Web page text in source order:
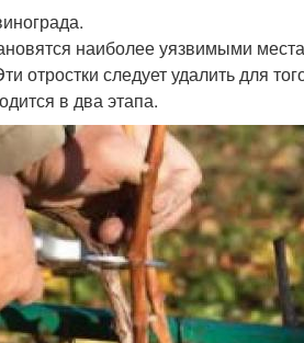
наиболее уязвимыми
отростки следует удалить для
в два этапа.